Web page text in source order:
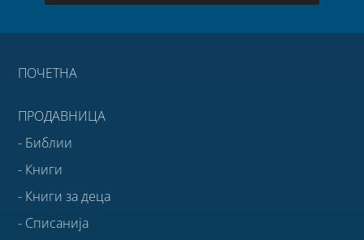
ПОЧЕТНА
ПРОДАВНИЦА
- Библии
- Книги
- Книги за деца
- Списанија